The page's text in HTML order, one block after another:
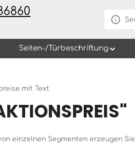
Seiten-/Türbeschriftung
mit Text
einzelnen Segmenten erzeugen